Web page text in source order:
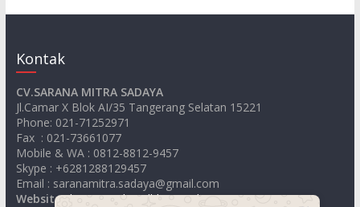
Kontak
CV.SARANA MITRA SADAYA
Jl.Camar X Blok AI/35 Tangerang Selatan 15221
Phone: 021-71252971
Fax : 021-73661077
Mobile & WA : 0812-8812-9457
Skype : +6281288129457
Email : saranamitra.sadaya@gmail.com
Website:https://jualsandblastingelcometer.com